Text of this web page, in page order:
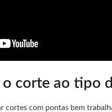
corte ao tipo
cortes com pontas bem